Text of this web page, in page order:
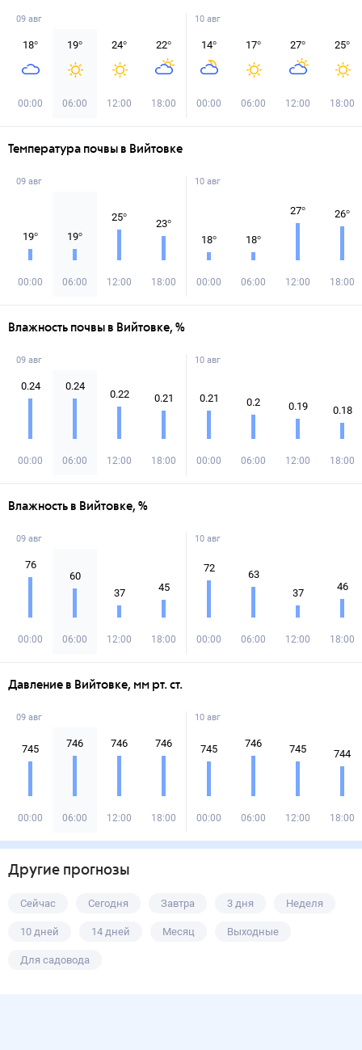
09 авг
18°
00:00
19°
06:00
24°
12:00
22°
18:00
10 авг
14°
00:00
17°
06:00
27°
12:00
25°
18:00
Температура почвы в Вийтовке
09 авг
19°
00:00
19°
06:00
25°
12:00
23°
18:00
10 авг
18°
00:00
18°
06:00
27°
12:00
26°
18:00
Влажность почвы в Вийтовке, %
09 авг
0.24
00:00
0.24
06:00
0.22
12:00
0.21
18:00
10 авг
0.21
00:00
0.2
06:00
0.19
12:00
0.18
18:00
Влажность в Вийтовке, %
09 авг
76
00:00
60
06:00
37
12:00
45
18:00
10 авг
72
00:00
63
06:00
37
12:00
46
18:00
Давление в Вийтовке, мм рт. ст.
09 авг
745
00:00
746
06:00
746
12:00
746
18:00
10 авг
745
00:00
746
06:00
745
12:00
744
18:00
Другие прогнозы
Сейчас Сегодня Завтра 3 дня Неделя
10 дней 14 дней Месяц Выходные
Для садовода